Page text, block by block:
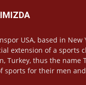
USA, based in New
extension of a sports
Turkey, thus the name
sports for their men